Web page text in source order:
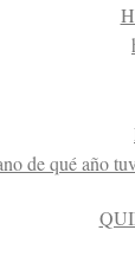
de qué año